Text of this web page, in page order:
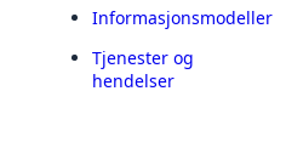
Informasjonsmodeller
Tjenester og
hendelser